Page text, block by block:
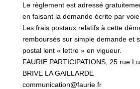
Le règlement est adressé
en faisant la demande écrite par
Les frais postaux relatifs à cette
remboursés sur simple demande et
postal lent « lettre » en vigueur.
FAURIE PARTICIPATIONS, 25 rue
BRIVE LA GAILLARDE
communication@faurie.fr